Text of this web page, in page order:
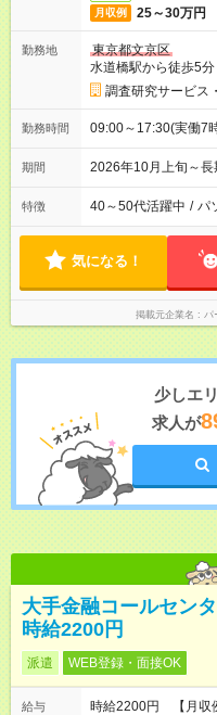
月収例 25～30万円
勤務地
東京都文京区
水道橋駅から徒歩5分
調査研究サービス
勤務時間 09:00～17:30(実働
期間 2026年10月上旬～
特徴 40～50代活躍中 / パ
気になる！
掲載元企業名 パ
少しエ
求人が
大手金融コールセン
時給2200円
派遣 WEB登録・面接OK
給与
時給2200円 【月収